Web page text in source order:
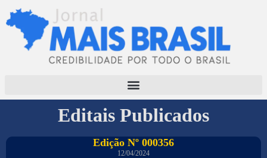
Editais Publicados
Edição Nº 000356
12/04/2024